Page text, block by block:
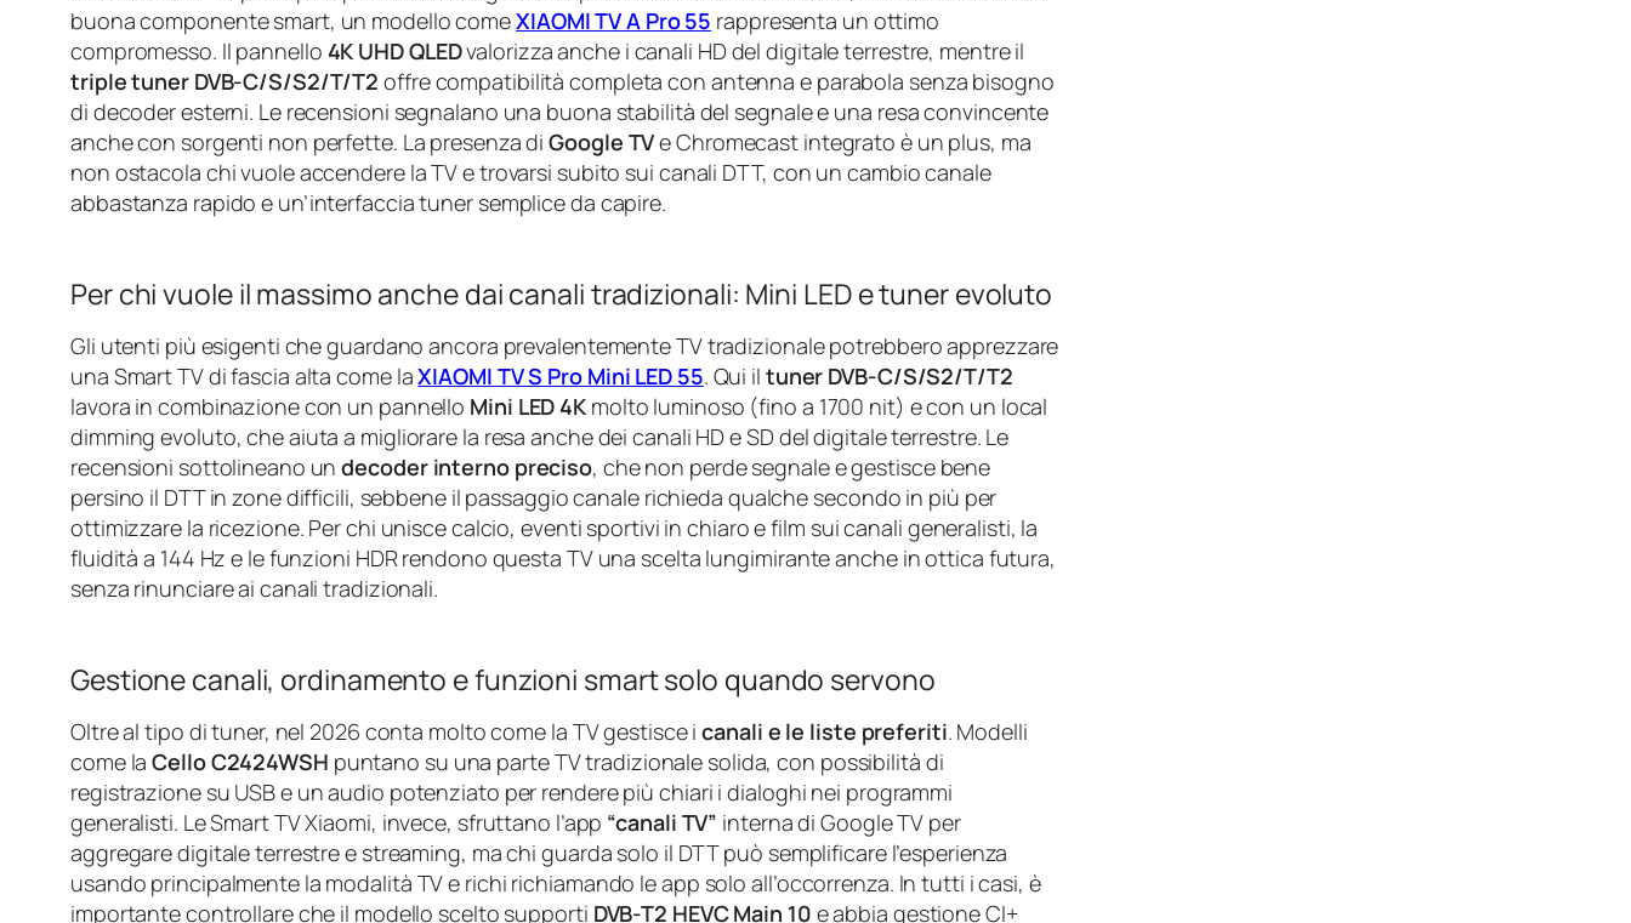
buona componente smart, un modello comeXIAOMI TV A Pro 55 rappresenta un ottimo
compromesso. Il pannello 4K UHD QLEDvalorizza anche i canali HD del digitale terrestre, mentre il
triple tuner DVB-C/S/S2/T/T2 offre compatibilità completa con antenna e parabola senza bisogno
di decoder esterni. Le recensioni segnalano una buona stabilità del segnale e una resa convincente
anche con sorgenti non perfette. La presenza diGoogle TVe Chromecast integrato è un plus, ma
non ostacola chi vuole accendere la TV e trovarsi subito sui canali DTT, con un cambio canale
abbastanza rapido e un’interfaccia tuner semplice da capire.
Per chi vuole il massimo anche dai canali tradizionali: Mini LED e tuner evoluto
Gli utenti più esigenti che guardano ancora prevalentemente TV tradizionale potrebbero apprezzare
una Smart TV di fascia alta come laXIAOMI TV S Pro Mini LED 55. Qui il tuner DVB-C/S/S2/T/T2
lavora in combinazione con un pannello Mini LED 4K molto luminoso (fino a 1700 nit) e con un local
dimming evoluto, che aiuta a migliorare la resa anche dei canali HD e SD del digitale terrestre. Le
recensioni sottolineano undecoder interno preciso, che non perde segnale e gestisce bene
persino il DTT in zone difficili, sebbene il passaggio canale richieda qualche secondo in più per
ottimizzare la ricezione. Per chi unisce calcio, eventi sportivi in chiaro e film sui canali generalisti, la
fluidità a 144 Hz e le funzioni HDR rendono questa TV una scelta lungimirante anche in ottica futura,
senza rinunciare ai canali tradizionali.
Gestione canali, ordinamento e funzioni smart solo quando servono
Oltre al tipo di tuner, nel 2026 conta molto come la TV gestisce icanali e le liste preferiti. Modelli
come laCello C2424WSH puntano su una parte TV tradizionale solida, con possibilità di
registrazione su USB e un audio potenziato per rendere più chiari i dialoghi nei programmi
generalisti. Le Smart TV Xiaomi, invece, sfruttano l’app “canali TV” interna di Google TV per
aggregare digitale terrestre e streaming, ma chi guarda solo il DTT può semplificare l’esperienza
usando principalmente la modalità TV e richi richiamando le app solo all’occorrenza. In tutti i casi, è
importante controllare che il modello scelto supporti DVB-T2 HEVC Main 10 e abbia gestione CI+